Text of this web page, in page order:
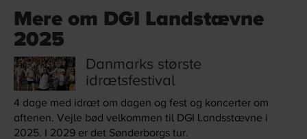
Mere om DGI Landstævne
2025
Danmarks største
idrætsfestival
4 dage med idræt om dagen og fest og koncerter om
aftenen. Vejle bød velkommen til DGI Landsstævne i
2025. I 2029 er det Sønderborgs tur.